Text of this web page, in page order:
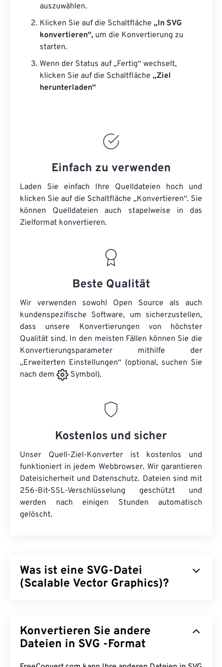
auszuwählen.
Klicken Sie auf die Schaltfläche „In SVG
konvertieren“, um die Konvertierung zu
starten.
Wenn der Status auf „Fertig“ wechselt,
klicken Sie auf die Schaltfläche „Ziel
herunterladen“
Einfach zu verwenden
Laden Sie einfach Ihre Quelldateien hoch und
klicken Sie auf die Schaltfläche „Konvertieren“. Sie
können Quelldateien auch stapelweise in das
Zielformat konvertieren.
Beste Qualität
Wir verwenden sowohl Open Source als auch
kundenspezifische Software, um sicherzustellen,
dass unsere Konvertierungen von höchster
Qualität sind. In den meisten Fällen können Sie die
Konvertierungsparameter mithilfe der
„Erweiterten Einstellungen“ (optional, suchen Sie
nach dem
Symbol).
Kostenlos und sicher
Unser Quell-Ziel-Konverter ist kostenlos und
funktioniert in jedem Webbrowser. Wir garantieren
Dateisicherheit und Datenschutz. Dateien sind mit
256-Bit-SSL-Verschlüsselung geschützt und
werden nach einigen Stunden automatisch
gelöscht.
Was ist eine SVG-Datei
(Scalable Vector Graphics)?
basierendes Dateiformat. Es basiert auf der
Extensible Markup Language (XML
Konvertieren Sie andere
Dateien in SVG -Format